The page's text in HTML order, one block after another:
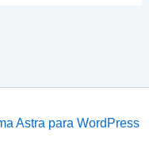
Astra para WordPress